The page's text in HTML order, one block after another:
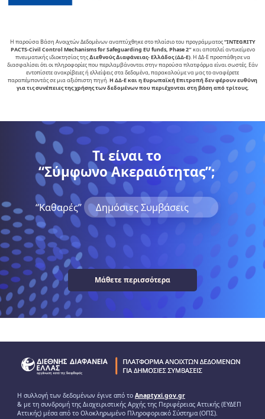
Η παρούσα Βάση Ανοιχτών Δεδομένων αναπτύχθηκε στο πλαίσιο του προγράμματος“INTEGRITY
PACTS-Civil Control Mechanisms for Safeguarding EU funds, Phase 2″και αποτελεί αντικείµενο
πνευµατικής ιδιοκτησίας της∆ιεθνούς ∆ιαφάνειας- Ελλάδος (ΔΔ-Ε). Η ΔΔ-Ε προσπάθησε να
διασφαλίσει ότι οι πληροφορίες που περιλαμβάνονται στην παρούσα πλατφόρμα είναι σωστές. Εάν
εντοπίσετε ανακρίβειες ή ελλείψεις στα δεδομένα, παρακαλούμε να μας το αναφέρετε
παραπέμποντάς σε μια αξιόπιστη πηγή.Η ΔΔ-Ε και η Ευρωπαϊκή Επιτροπή δεν φέρουν ευθύνη
για τις συνέπειες της χρήσης των δεδομένων που περιέχονται στη βάση από τρίτους.
Τι είναι το
“Σύμφωνο Ακεραιότητας”;
“Kαθαρές” Δημόσιες Συμβάσεις
Μάθετε περισσότερα
Η συλλογή των δεδομένων έγινε από το Anaptyxi.gov.gr
& με τη συνδρομή της Διαχειριστικής Αρχής της Περιφέρειας Αττικής (ΕΥΔΕΠ
Αττικής) μέσα από το Ολοκληρωμένο Πληροφοριακό Σύστημα (ΟΠΣ).